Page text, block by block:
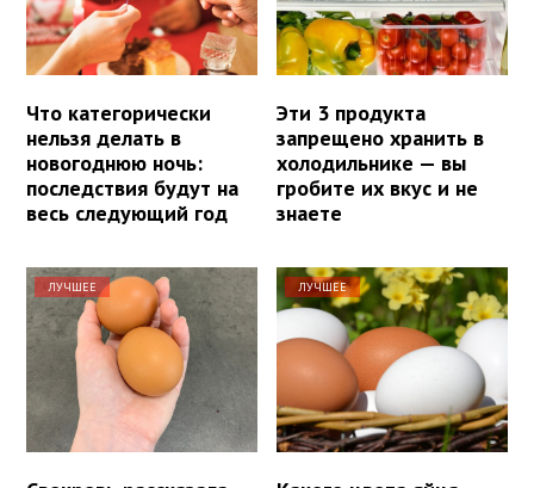
Что категорически
нельзя делать в
новогоднюю ночь:
последствия будут на
весь следующий год
Эти 3 продукта
запрещено хранить в
холодильнике — вы
гробите их вкус и не
знаете
ЛУЧШЕЕ ЛУЧШЕЕ